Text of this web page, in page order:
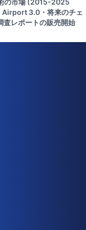
の市場 (2015-2025
3.0・将来のチェ
査レポートの販売開始